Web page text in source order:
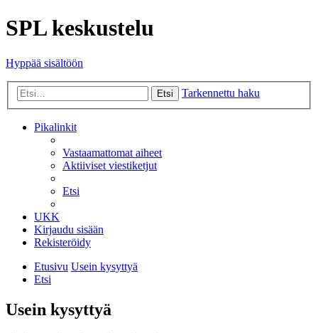
SPL keskustelu
Hyppää sisältöön
Etsi Tarkennettu haku
Pikalinkit
Vastaamattomat aiheet
Aktiiviset viestiketjut
Etsi
UKK
Kirjaudu sisään
Rekisteröidy
Etusivu Usein kysyttyä
Etsi
Usein kysyttyä